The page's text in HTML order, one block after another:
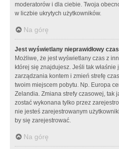
moderatorów i dla ciebie. Twoja
w liczbie ukrytych użytkowników.
Na górę
Jest wyświetlany nieprawidłowy
Możliwe, że jest wyświetlany czas z
której się znajdujesz. Jeśli tak
zarządzania kontem i zmień strefę
twoim miejscem pobytu. Np. Europa
Zelandia. Zmiana strefy czasowej, tak
zostać wykonana tylko przez
nie jesteś zarejestrowanym
by się zarejestrować.
Na górę